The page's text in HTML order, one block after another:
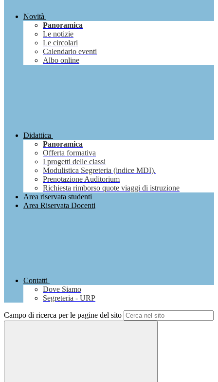
Novità
Panoramica
Le notizie
Le circolari
Calendario eventi
Albo online
Didattica
Panoramica
Offerta formativa
I progetti delle classi
Modulistica Segreteria (indice MDI).
Prenotazione Auditorium
Richiesta rimborso quote viaggi di istruzione
Area riservata studenti
Area Riservata Docenti
Contatti
Dove Siamo
Segreteria - URP
Campo di ricerca per le pagine del sito